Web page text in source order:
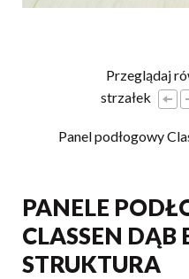
Przeglądaj
strzałek
Panel podłogowy
PANELE
CLASSEN DĄB
STRUKTURA